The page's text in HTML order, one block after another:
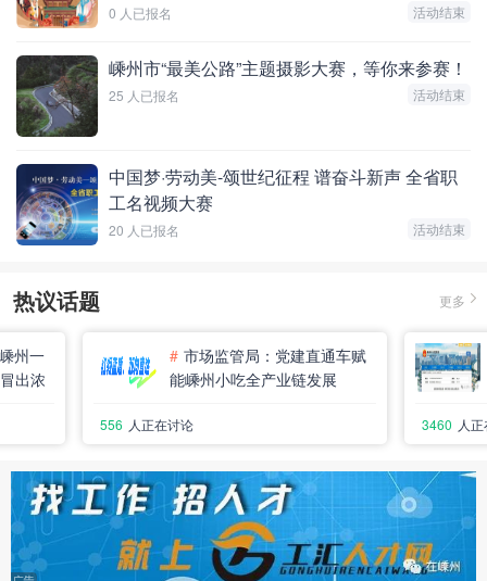
活动结束
0 人已报名
嵊州市“最美公路”主题摄影大赛，等你来参赛！
活动结束
25 人已报名
中国梦·劳动美-颂世纪征程 谱奋斗新声 全省职
工名视频大赛
活动结束
20 人已报名
热议话题 更多
州一
出浓
# 市场监管局：党建直通车赋
能嵊州小吃全产业链发展
556 人正在讨论 3460 人